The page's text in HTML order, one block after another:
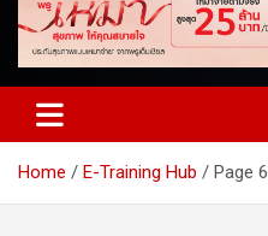
Home E-Training Hub Page 6